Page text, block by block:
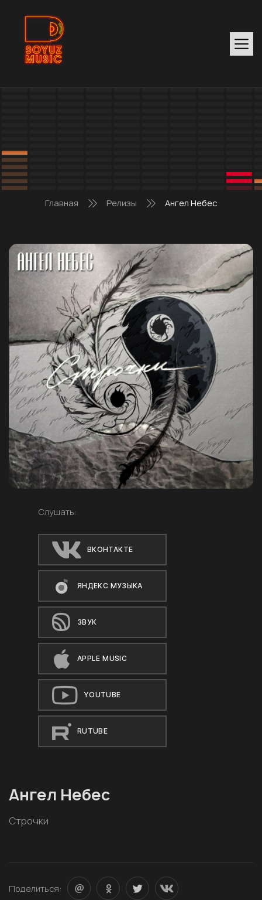
Главная Релизы Ангел Небес
Слушать:
ВКОНТАКТЕ
ЯНДЕКС МУЗЫКА
ЗВУК
APPLE MUSIC
YOUTUBE
RUTUBE
Ангел Небес
Строчки
Поделиться: